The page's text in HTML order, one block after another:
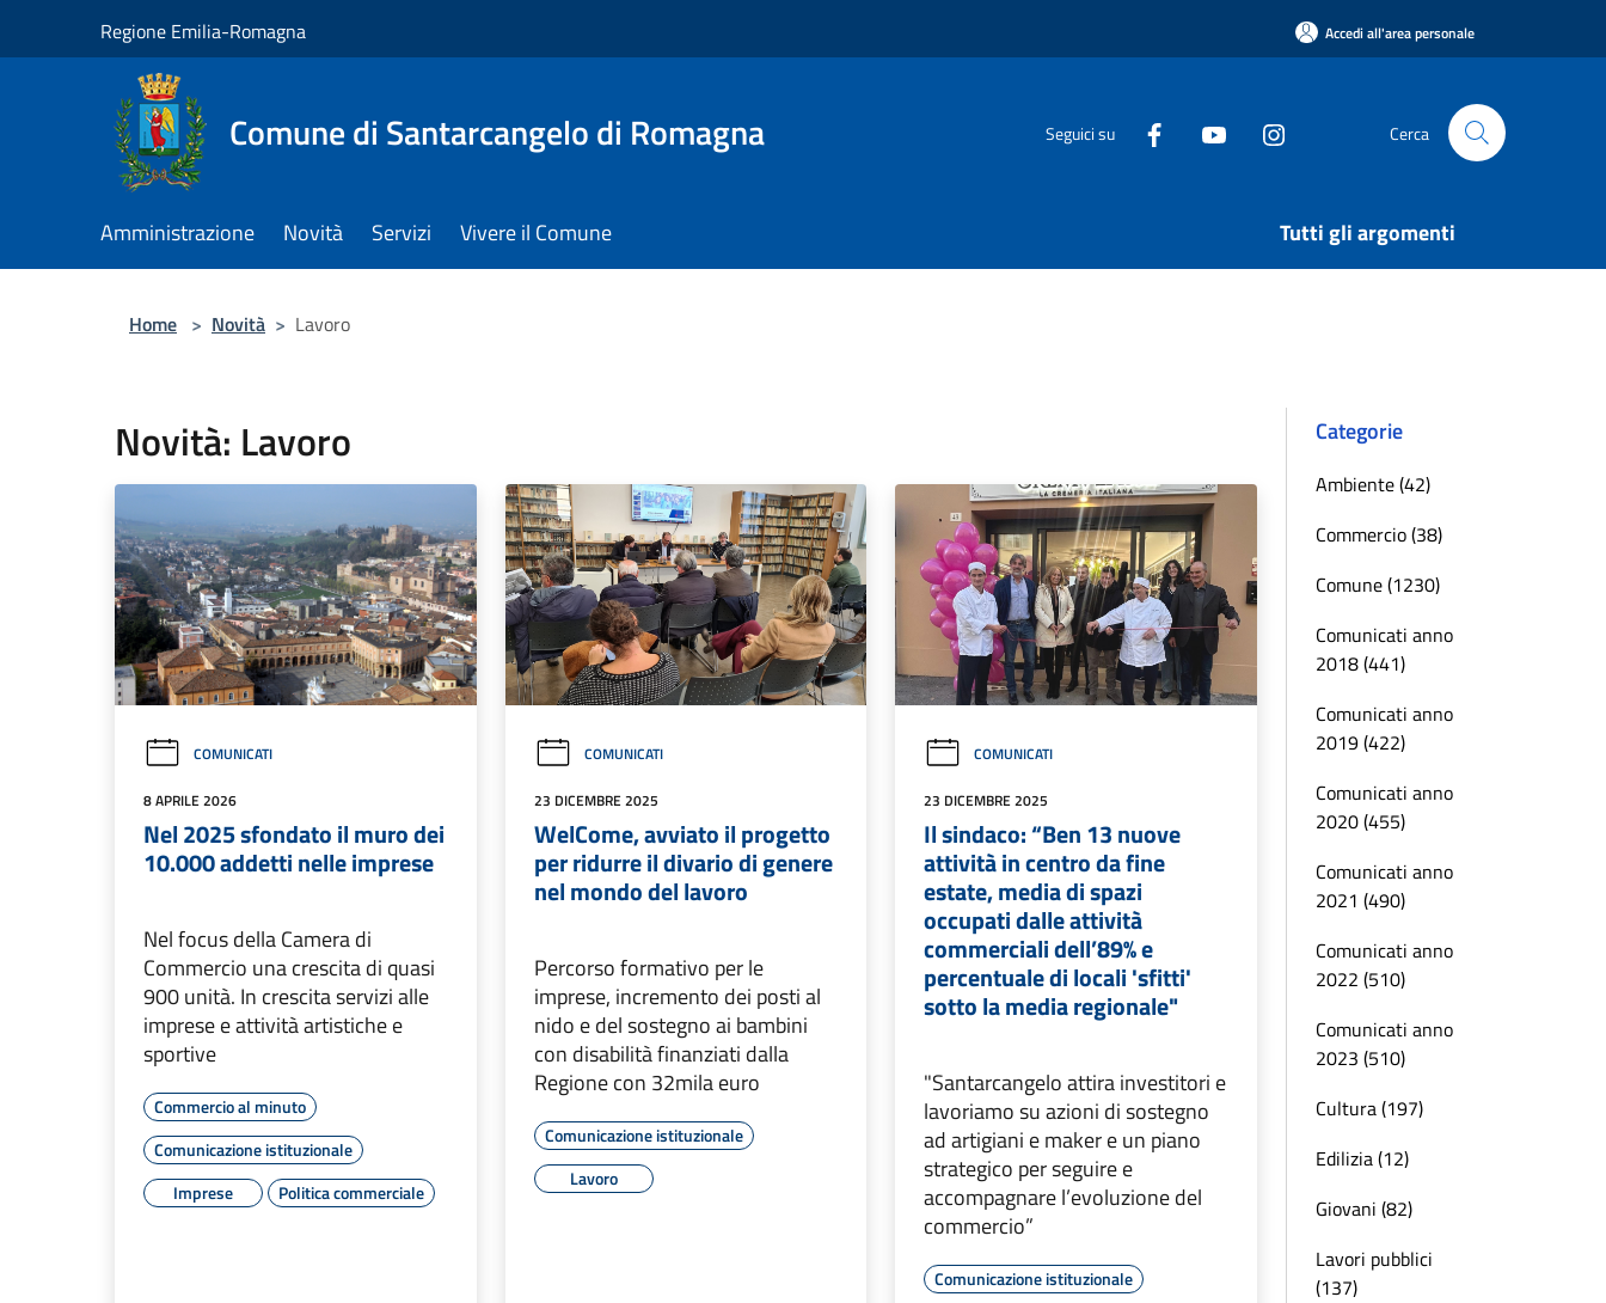
Regione Emilia-Romagna Accedi all'area personale
Comune di Santarcangelo di Romagna Seguici su Cerca
Amministrazione Novità Servizi Vivere il Comune Tutti gli argomenti
Home > Novità > Lavoro
Novità: Lavoro
COMUNICATI
8 APRILE 2026
Nel 2025 sfondato il muro dei
10.000 addetti nelle imprese
Nel focus della Camera di
Commercio una crescita di quasi
900 unità. In crescita servizi alle
imprese e attività artistiche e
sportive
Commercio al minuto
Comunicazione istituzionale
Imprese
Politica commerciale
COMUNICATI
23 DICEMBRE 2025
WelCome, avviato il progetto
per ridurre il divario di genere
nel mondo del lavoro
Percorso formativo per le
imprese, incremento dei posti al
nido e del sostegno ai bambini
con disabilità finanziati dalla
Regione con 32mila euro
Comunicazione istituzionale
Lavoro
COMUNICATI
23 DICEMBRE 2025
Il sindaco: “Ben 13 nuove
attività in centro da fine
estate, media di spazi
occupati dalle attività
commerciali dell’89% e
percentuale di locali 'sfitti'
sotto la media regionale"
"Santarcangelo attira investitori e
lavoriamo su azioni di sostegno
ad artigiani e maker e un piano
strategico per seguire e
accompagnare l’evoluzione del
commercio”
Comunicazione istituzionale
Categorie
Ambiente (42)
Commercio (38)
Comune (1230)
Comunicati anno
2018 (441)
Comunicati anno
2019 (422)
Comunicati anno
2020 (455)
Comunicati anno
2021 (490)
Comunicati anno
2022 (510)
Comunicati anno
2023 (510)
Cultura (197)
Edilizia (12)
Giovani (82)
Lavori pubblici
(137)